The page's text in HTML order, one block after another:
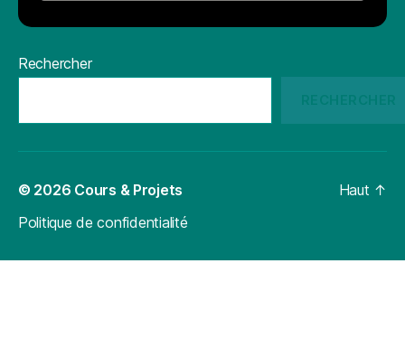
Rechercher
© 2026 Cours & Projets
Politique de confidentialité
Haut ↑